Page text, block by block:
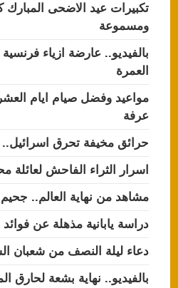
تكبيرات عيد الاضحى المبارك
ومسموعة
بالفيديو.. عارضة ازياء
العمرة
مواعيد وفضل صيام ايام
عرفة
حرائق مخيفة تحرق اسرائيل..
اسرار الثراء الفاحش
مشاهد من نهاية العالم..
دراسة يابانية مذهلة عن فوائد
دعاء ليلة النصف من شعبان
بالفيديو.. نهاية بشعة